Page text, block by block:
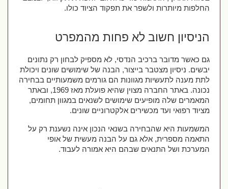
החלפות מיותרות ולשפר את תפקוד הציוד כולו.
הניסיון חשוב לא פחות מהמפרט
גם כאשר מדובר ברכיב הנדסי, לא מספיק לבחון רק נתונים
יבשים. ניסיון מצטבר בייצור, הבנה של שימושים שונים ויכולת
לתת מענה לתעשיות מגוונות הם גורמים משמעותיים בבחירה
נכונה. באתר החברה מצוין שהיא פועלת מאז 1969, ובאתר
המאמרים שלה מופיעים שימושים לשנאים במגוון תחומים,
מציוד רפואי ועד מכשירים אלקטרוניים שונים.
המשמעות היא שהבחירה בשנאי הנכון אינה נשענת רק על
התאמה מספרית, אלא גם על הבנה מעשית של אופי
המערכת ושל התנאים שבהם היא אמורה לעבוד.